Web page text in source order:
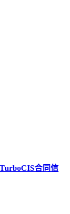
合同信